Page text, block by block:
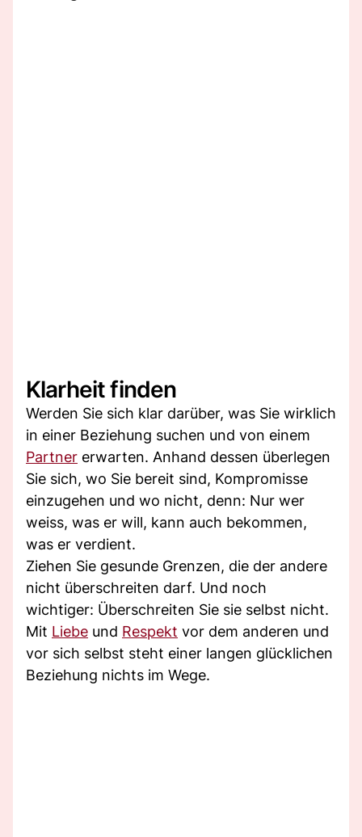
Klarheit finden
Werden Sie sich klar darüber, was Sie wirklich
in einer Beziehung suchen und von einem
Partner erwarten. Anhand dessen überlegen
Sie sich, wo Sie bereit sind, Kompromisse
einzugehen und wo nicht, denn: Nur wer
weiss, was er will, kann auch bekommen,
was er verdient.
Ziehen Sie gesunde Grenzen, die der andere
nicht überschreiten darf. Und noch
wichtiger: Überschreiten Sie sie selbst nicht.
Mit Liebe und Respekt vor dem anderen und
vor sich selbst steht einer langen glücklichen
Beziehung nichts im Wege.